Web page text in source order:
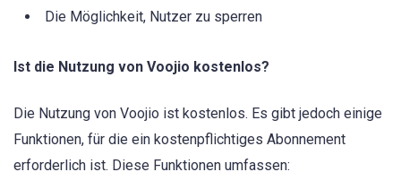
Die Möglichkeit, Nutzer zu sperren
Ist die Nutzung von Voojio kostenlos?
Die Nutzung von Voojio ist kostenlos. Es gibt jedoch einige
Funktionen, für die ein kostenpflichtiges Abonnement
erforderlich ist. Diese Funktionen umfassen: